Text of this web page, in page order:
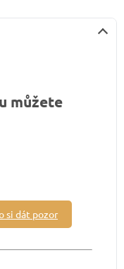
můžete
si dát pozor